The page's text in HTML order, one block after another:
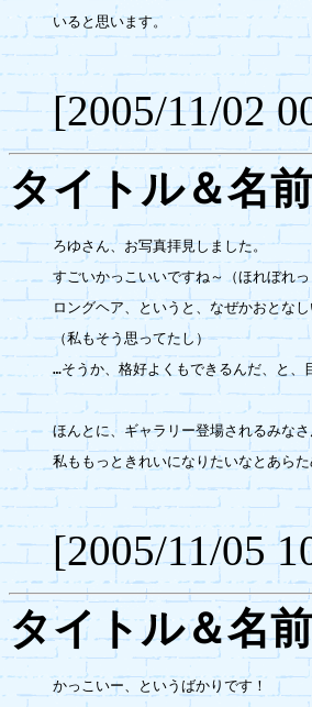
いると思います。
[2005/11/02
タイトル＆名
ろゆさん、お写真拝見しました。
すごいかっこいいですね～（ほれぼれっ
ロングヘア、というと、なぜかおとな
（私もそう思ってたし）
…そうか、格好よくもできるんだ、と、
ほんとに、ギャラリー登場されるみな
私ももっときれいになりたいなとあらた
[2005/11/05
タイトル＆名
かっこいー、というばかりです！